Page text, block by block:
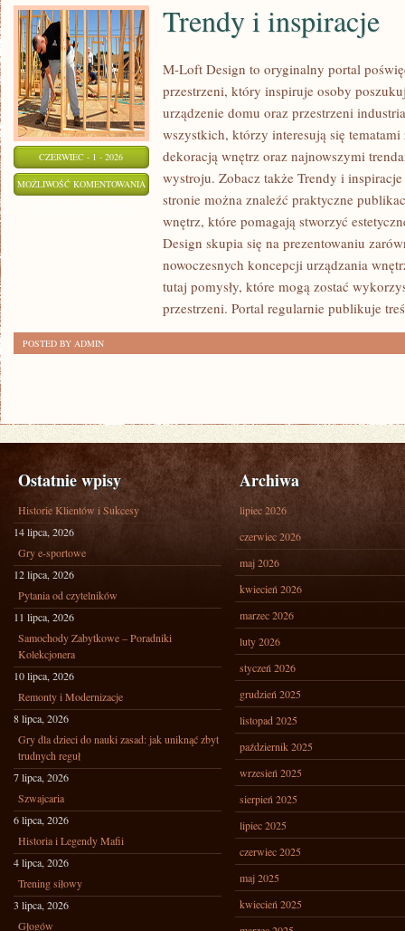
CZERWIEC - 1 - 2026
MOŻLIWOŚĆ KOMENTOWANIA TRENDY
INSPIRACJE
Trendy i inspiracje
M-Loft Design to oryginalny portal
przestrzeni, który inspiruje osoby
urządzenie domu oraz przestrzeni
wszystkich, którzy interesują się
dekoracją wnętrz oraz najnowszymi
wystroju. Zobacz także Trendy i
stronie można znaleźć praktyczne
wnętrz, które pomagają stworzyć
Design skupia się na prezentowaniu
nowoczesnych koncepcji urządzania
tutaj pomysły, które mogą zostać
przestrzeni. Portal regularnie publikuje
POSTED BY ADMIN
Ostatnie wpisy
Historie Klientów i Sukcesy
14 lipca, 2026
Gry e-sportowe
12 lipca, 2026
Pytania od czytelników
11 lipca, 2026
Samochody Zabytkowe – Poradniki
Kolekcjonera
10 lipca, 2026
Remonty i Modernizacje
8 lipca, 2026
Gry dla dzieci do nauki zasad: jak uniknąć zbyt
trudnych reguł
7 lipca, 2026
Szwajcaria
6 lipca, 2026
Historia i Legendy Mafii
4 lipca, 2026
Trening siłowy
3 lipca, 2026
Głogów
Archiwa
lipiec 2026
czerwiec 2026
maj 2026
kwiecień 2026
marzec 2026
luty 2026
styczeń 2026
grudzień 2025
listopad 2025
październik 2025
wrzesień 2025
sierpień 2025
lipiec 2025
czerwiec 2025
maj 2025
kwiecień 2025